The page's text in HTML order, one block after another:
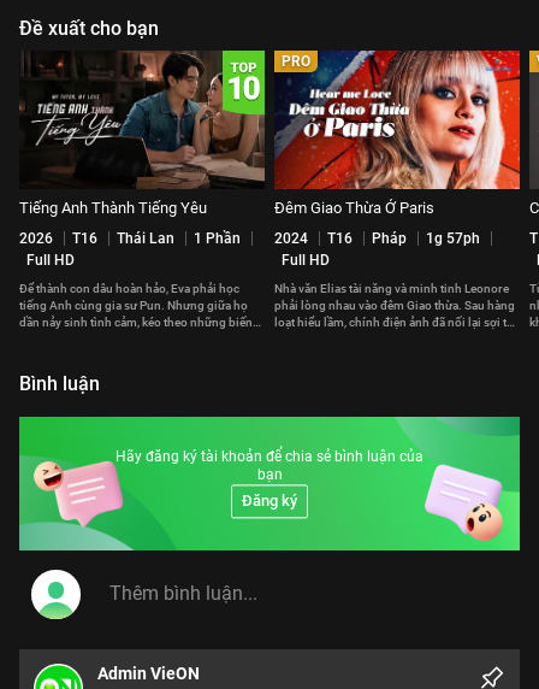
Đề xuất cho bạn
Tiếng Anh Thành Tiếng Yêu
2026 T16 Thái Lan
1 Phần
Full HD
Để thành con dâu hoàn hảo, Eva phải học
tiếng Anh cùng gia sư Pun. Nhưng giữa họ
dần nảy sinh tình cảm, kéo theo những biến
PRO
Đêm Giao Thừa Ở Paris
2024 T16 Pháp
1g 57ph
Full HD
Nhà văn Elias tài năng và minh tinh Leonore
phải lòng nhau vào đêm Giao thừa. Sau hàng
loạt hiểu lầm, chính điện ảnh đã nối lại sợi tơ
Bình luận
Hãy đăng ký tài khoản để chia sẻ bình luận của
bạn
Đăng ký
Admin VieON